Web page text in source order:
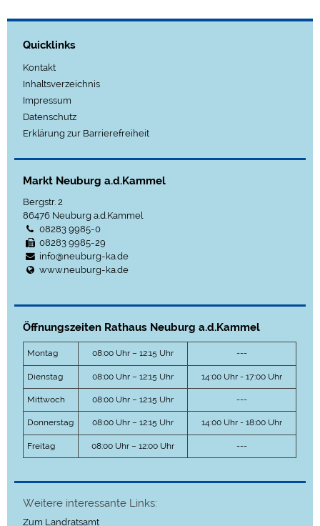
Quicklinks
Kontakt
Inhaltsverzeichnis
Impressum
Datenschutz
Erklärung zur Barrierefreiheit
Markt Neuburg a.d.Kammel
Bergstr. 2
86476 Neuburg a.d.Kammel
08283 9985-0
08283 9985-29
info@neuburg-ka.de
www.neuburg-ka.de
Öffnungszeiten Rathaus Neuburg a.d.Kammel
Montag 08:00 Uhr – 12:15 Uhr ---
Dienstag 08:00 Uhr – 12:15 Uhr 14:00 Uhr - 17:00 Uhr
Mittwoch 08:00 Uhr – 12:15 Uhr ---
Donnerstag 08:00 Uhr – 12:15 Uhr 14:00 Uhr - 18:00 Uhr
Freitag 08:00 Uhr – 12:00 Uhr ---
Weitere interessante Links:
Zum Landratsamt